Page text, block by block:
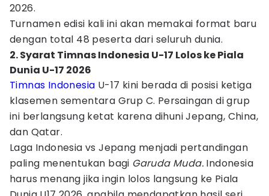
2026.
Turnamen edisi kali ini akan memakai format baru
dengan total 48 peserta dari seluruh dunia.
2. Syarat Timnas Indonesia U-17 Lolos ke Piala
Dunia U-17 2026
Timnas Indonesia U-17 kini berada di posisi ketiga
klasemen sementara Grup C. Persaingan di grup
ini berlangsung ketat karena dihuni Jepang, China,
dan Qatar.
Laga Indonesia vs Jepang menjadi pertandingan
paling menentukan bagi Garuda Muda. Indonesia
harus menang jika ingin lolos langsung ke Piala